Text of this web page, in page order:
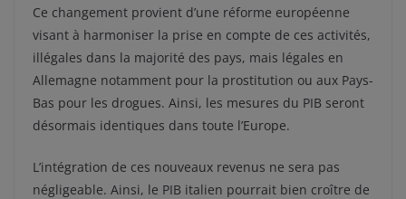
Ce changement provient d’une réforme européenne
visant à harmoniser la prise en compte de ces activités,
illégales dans la majorité des pays, mais légales en
Allemagne notamment pour la prostitution ou aux Pays-
Bas pour les drogues. Ainsi, les mesures du PIB seront
désormais identiques dans toute l’Europe.
L’intégration de ces nouveaux revenus ne sera pas
négligeable. Ainsi, le PIB italien pourrait bien croître de